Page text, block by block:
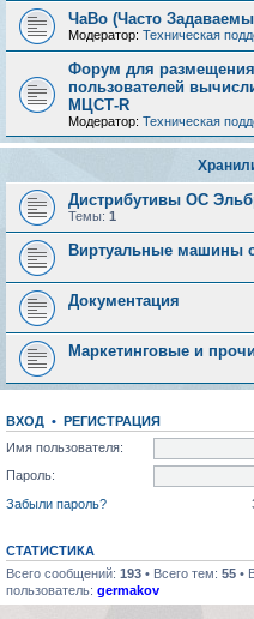
ЧаВо (Часто
Модератор: Техническая
Форум для
пользователей
МЦСТ-R
Модератор: Техническая
Дистрибутивы ОС
Темы: 1
Виртуальные машины
Документация
Маркетинговые и
ВХОД • РЕГИСТРАЦИЯ
Имя пользователя:
Пароль:
Забыли пароль?
СТАТИСТИКА
Всего сообщений: 193 • Всего тем: 55 •
пользователь: germakov